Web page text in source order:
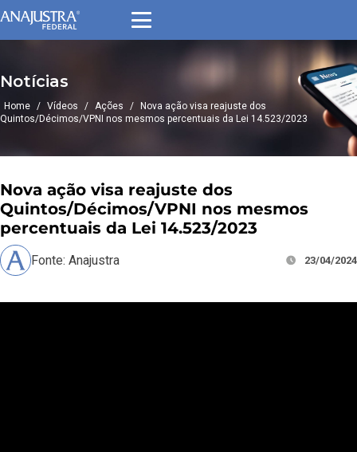
Notícias
Home / Vídeos / Ações /
Nova ação visa reajuste dos
Quintos/Décimos/VPNI nos mesmos percentuais da Lei 14.523/2023
Nova ação visa reajuste dos
Quintos/Décimos/VPNI nos mesmos
percentuais da Lei 14.523/2023
Fonte: Anajustra 23/04/2024